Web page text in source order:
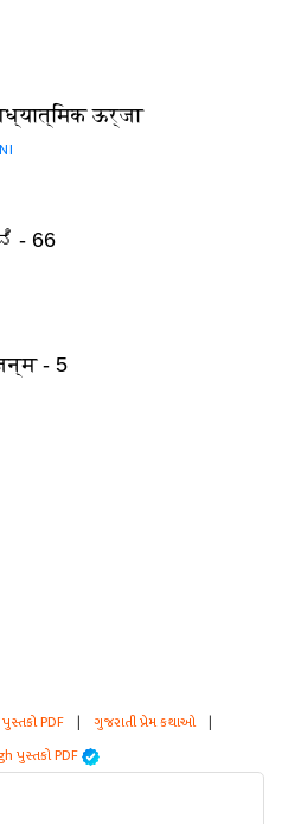
ऊर्जा
- 66
- 5
PDF | ગુજરાતી પ્રેમ કથાઓ |
પુસ્તકો PDF